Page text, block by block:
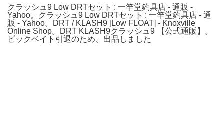
クラッシュ9 Low DRTセット : 一竿堂釣具店 - 通販 -
Yahoo。クラッシュ9 Low DRTセット : 一竿堂釣具店 - 通
販 - Yahoo。DRT / KLASH9 [Low FLOAT] - Knoxville
Online Shop。DRT KLASH9クラッシュ9 【公式通販】。
ビックベイト引退のため、出品しました